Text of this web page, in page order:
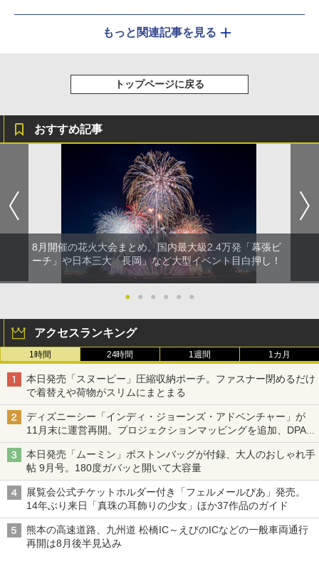
もっと関連記事を見る
トップページに戻る
おすすめ記事
8月開催の花火大会まとめ。国内最大級2.4万発「幕張ビ
ーチ」や日本三大「長岡」など大型イベント目白押し！
● ● ● ● ● ●
アクセスランキング
1時間 24時間 1週間 1カ月
本日発売「スヌーピー」圧縮収納ポーチ。ファスナー閉めるだけ
で着替えや荷物がスリムにまとまる
ディズニーシー「インディ・ジョーンズ・アドベンチャー」が
11月末に運営再開。プロジェクションマッピングを追加、DPA
は1500円
本日発売「ムーミン」ボストンバッグが付録、大人のおしゃれ手
帖 9月号。180度ガバッと開いて大容量
展覧会公式チケットホルダー付き「フェルメールぴあ」発売。
14年ぶり来日「真珠の耳飾りの少女」ほか37作品のガイド
熊本の高速道路、九州道 松橋IC～えびのICなどの一般車両通行
再開は8月後半見込み